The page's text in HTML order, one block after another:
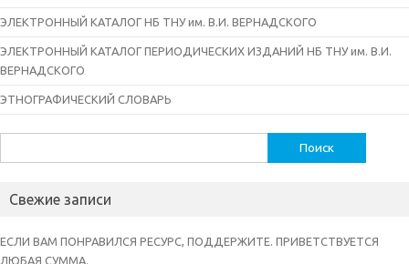
ЭЛЕКТРОННЫЙ КАТАЛОГ НБ ТНУ им. В.И. ВЕРНАДСКОГО
ЭЛЕКТРОННЫЙ КАТАЛОГ ПЕРИОДИЧЕСКИХ ИЗДАНИЙ НБ ТНУ им. В.И.
ВЕРНАДСКОГО
ЭТНОГРАФИЧЕСКИЙ СЛОВАРЬ
Свежие записи
ЕСЛИ ВАМ ПОНРАВИЛСЯ РЕСУРС, ПОДДЕРЖИТЕ. ПРИВЕТСТВУЕТСЯ
ЛЮБАЯ СУММА.